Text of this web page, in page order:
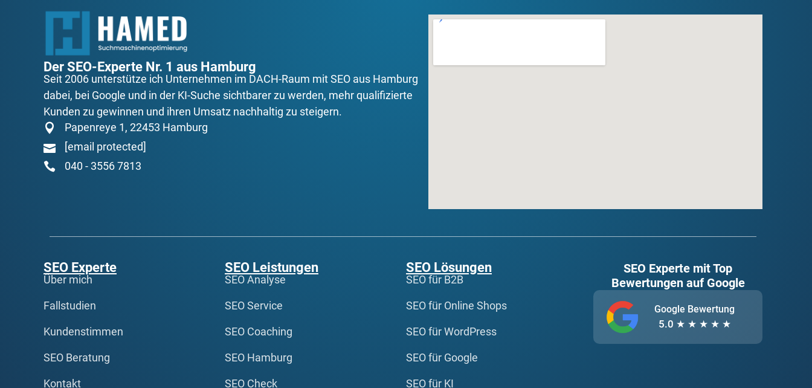
Der SEO-Experte Nr. 1 aus Hamburg
Seit 2006 unterstütze ich Unternehmen im DACH-Raum mit SEO aus Hamburg
dabei, bei Google und in der KI-Suche sichtbarer zu werden, mehr qualifizierte
Kunden zu gewinnen und ihren Umsatz nachhaltig zu steigern.
Papenreye 1, 22453 Hamburg
[email protected]
040 - 3556 7813
SEO Experte
Über mich
Fallstudien
Kundenstimmen
SEO Beratung
Kontakt
SEO Leistungen
SEO Analyse
SEO Service
SEO Coaching
SEO Hamburg
SEO Check
SEO Lösungen
SEO für B2B
SEO für Online Shops
SEO für WordPress
SEO für Google
SEO für KI
SEO Experte mit Top
Bewertungen auf Google
Google Bewertung
5.0 ★ ★ ★ ★ ★